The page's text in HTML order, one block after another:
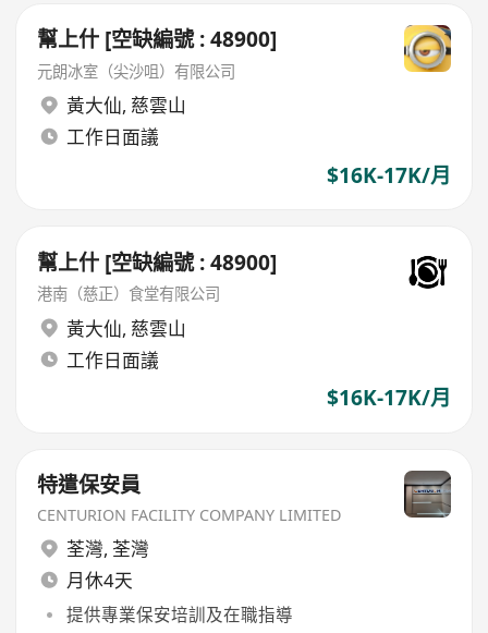
幫上什 [空缺編號 : 48900]
元朗冰室（尖沙咀）有限公司
黃大仙, 慈雲山
工作日面議
$16K-17K/月
幫上什 [空缺編號 : 48900]
港南（慈正）食堂有限公司
黃大仙, 慈雲山
工作日面議
$16K-17K/月
特遣保安員
CENTURION FACILITY COMPANY LIMITED
荃灣, 荃灣
月休4天
提供專業保安培訓及在職指導